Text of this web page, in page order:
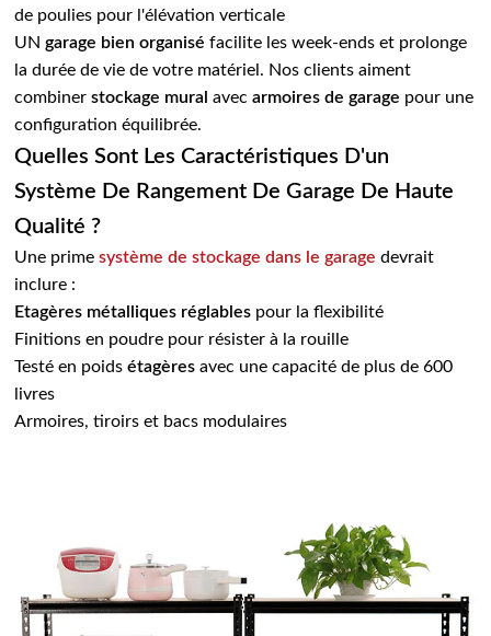
de poulies pour l'élévation verticale
UNgarage bien organisé facilite les week-ends et prolonge
la durée de vie de votre matériel. Nos clients aiment
combinerstockage mural avecarmoires de garage pour une
configuration équilibrée.
Quelles Sont Les Caractéristiques D'un
Système De Rangement De Garage De Haute
Qualité ?
Une primesystème de stockage dans le garage devrait
inclure :
Etagères métalliques réglables pour la flexibilité
Finitions en poudre pour résister à la rouille
Testé en poidsétagères avec une capacité de plus de 600
livres
Armoires, tiroirs et bacs modulaires